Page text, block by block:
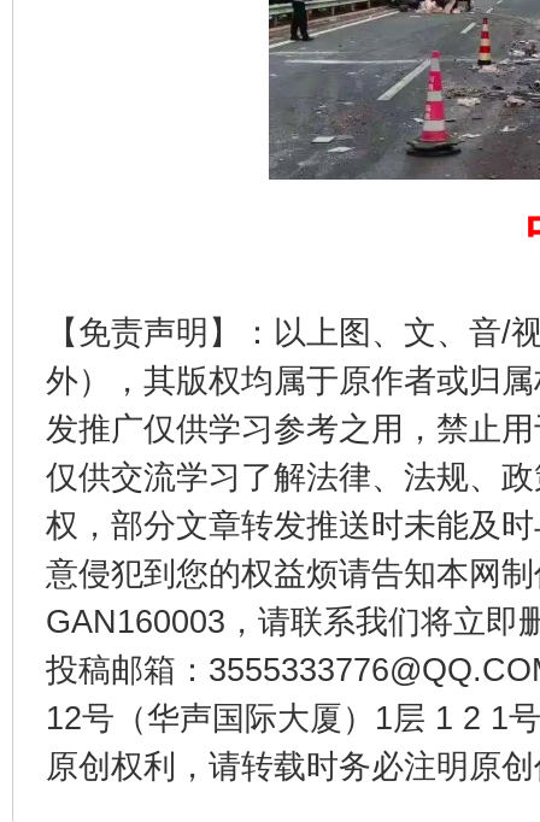
【免责声明】：以上图、文、音/
外），其版权均属于原作者或归
发推广仅供学习参考之用，禁止
仅供交流学习了解法律、法规、
权，部分文章转发推送时未能及
意侵犯到您的权益烦请告知本网
GAN160003，请联系我们将立即
投稿邮箱：
12号（华声国际大厦）1层 1 2 1
原创权利，请转载时务必注明原
完善运行机制助力责任有效落实 一纸欠
东山县通报“牛蛙产品抗生素超标问题” 法
千年窑火 生生不息 一